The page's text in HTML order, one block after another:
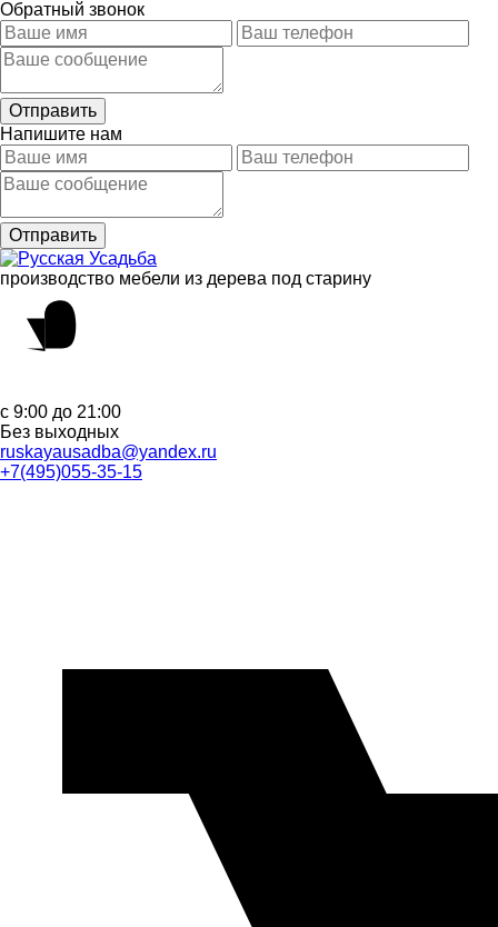
Обратный звонок
Напишите нам
производство мебели из дерева под старину
с 9:00 до 21:00
Без выходных
ruskayausadba@yandex.ru
+7(495)055-35-15